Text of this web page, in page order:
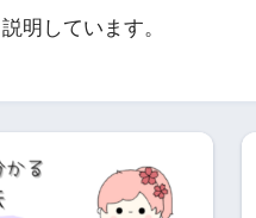
明しています。